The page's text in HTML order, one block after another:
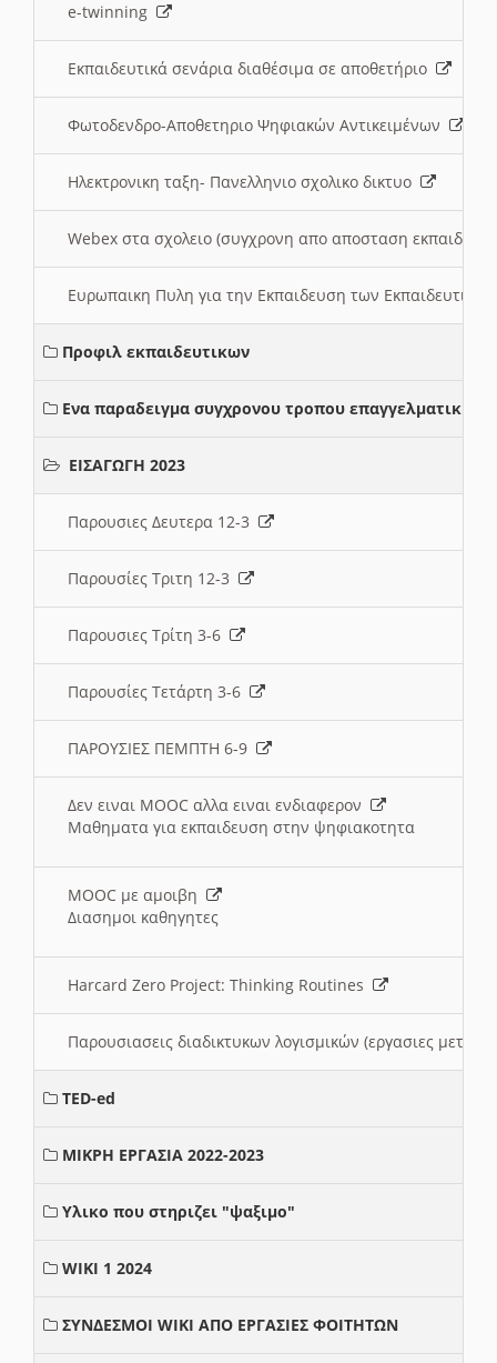
e-twinning
Εκπαιδευτικά σενάρια διαθέσιμα σε αποθετήριο
Φωτοδενδρο-Αποθετηριο Ψηφιακών Αντικειμένων
Ηλεκτρονικη ταξη- Πανελληνιο σχολικο δικτυο
Webex στα σχολειο (συγχρονη απο αποσταση
Ευρωπαικη Πυλη για την Εκπαιδευση των
Προφιλ εκπαιδευτικων
Ενα παραδειγμα συγχρονου τροπου επαγγελματικης
ΕΙΣΑΓΩΓΗ 2023
Παρουσιες Δευτερα 12-3
Παρουσίες Τριτη 12-3
Παρουσιες Τρίτη 3-6
Παρουσίες Τετάρτη 3-6
ΠΑΡΟΥΣΙΕΣ ΠΕΜΠΤΗ 6-9
Δεν ειναι MOOC αλλα ειναι ενδιαφερον
Μαθηματα για εκπαιδευση στην ψηφιακοτητα
MOOC με αμοιβη
Διασημοι καθηγητες
Harcard Zero Project: Thinking Routines
Παρουσιασεις διαδικτυκων λογισμικών (εργασιες
TED-ed
ΜΙΚΡΗ ΕΡΓΑΣΙΑ 2022-2023
Υλικο που στηριζει "ψαξιμο"
WIKI 1 2024
ΣΥΝΔΕΣΜΟΙ WIKI ΑΠΟ ΕΡΓΑΣΙΕΣ ΦΟΙΤΗΤΩΝ